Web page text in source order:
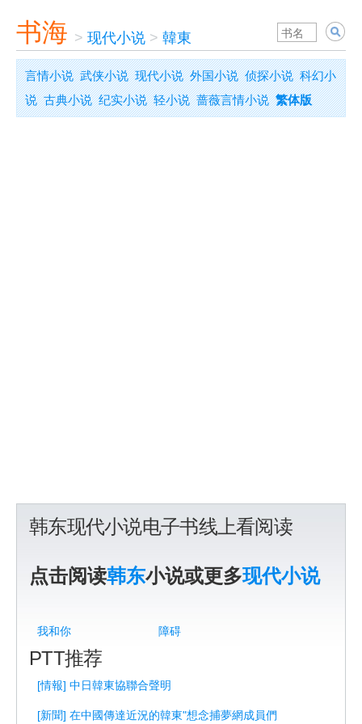
书海 > 现代小说 > 韓東
言情小说 武侠小说 现代小说 外国小说 侦探小说 科幻小
说 古典小说 纪实小说 轻小说 蔷薇言情小说 繁体版
韩东现代小说电子书线上看阅读
点击阅读韩东小说或更多现代小说
我和你 障碍
PTT推荐
[情報] 中日韓東協聯合聲明
[新聞] 在中國傳達近況的韓東"想念捕夢網成員們